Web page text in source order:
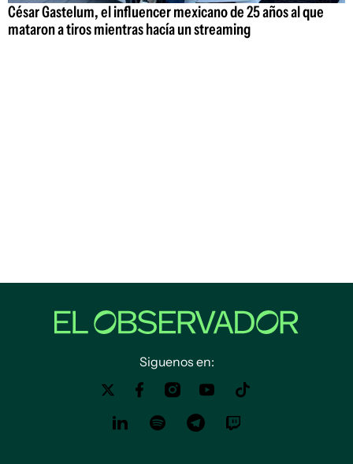
César Gastelum, el influencer mexicano de 25 años al que
mataron a tiros mientras hacía un streaming
Siguenos en: